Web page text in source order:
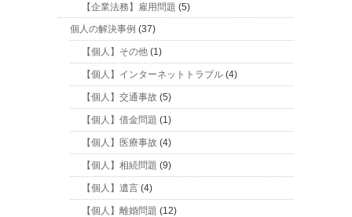
【企業法務】雇用問題 (5)
個人の解決事例 (37)
【個人】その他 (1)
【個人】インターネットトラブル (4)
【個人】交通事故 (5)
【個人】借金問題 (1)
【個人】医療事故 (4)
【個人】相続問題 (9)
【個人】遺言 (4)
【個人】離婚問題 (12)